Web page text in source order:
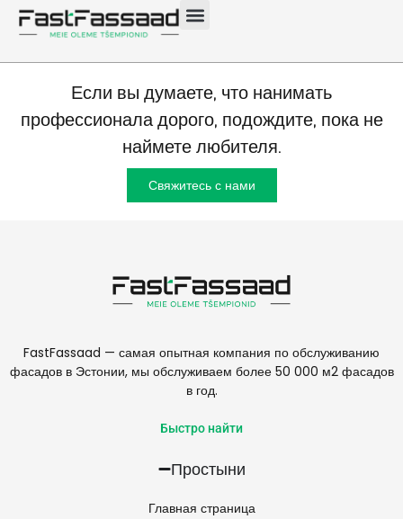
Рапла 1200 м²
Если вы думаете, что нанимать
профессионала дорого, подождите, пока не
наймете любителя.
Свяжитесь с нами
FastFassaad — самая опытная компания по обслуживанию
фасадов в Эстонии, мы обслуживаем более 50 000 м2 фасадов
в год.
Быстро найти
Простыни
Главная страница